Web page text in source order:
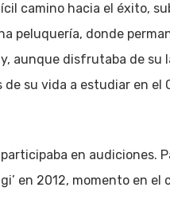
camino hacia el éxito,
peluquería, donde
aunque disfrutaba de su
su vida a estudiar en el
en audiciones.
en 2012, momento en el